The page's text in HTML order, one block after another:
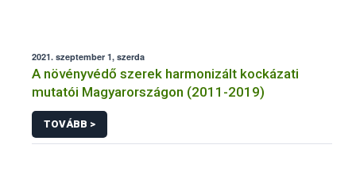
2021. szeptember 1, szerda
A növényvédő szerek harmonizált kockázati
mutatói Magyarországon (2011-2019)
TOVÁBB >